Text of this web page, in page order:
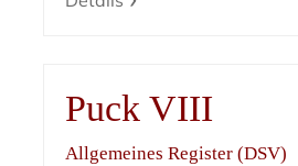
Puck VIII
Allgemeines Register (DSV)